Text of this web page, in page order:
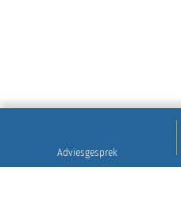
Adviesgesprek